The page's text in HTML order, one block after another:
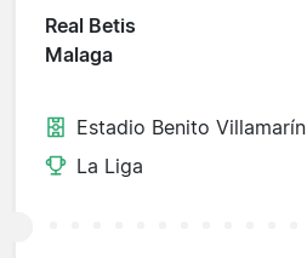
Real Betis
Malaga
Estadio Benito Villamarín
La Liga